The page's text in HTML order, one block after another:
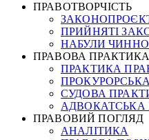
ПРАВОТВОРЧІСТЬ
ПРИЙНЯТІ
НАБУЛИ
ПРАВОВА ПРАКТИКА
ПРАКТИКА
СУДОВА
АДВОКАТСЬКА
ПРАВОВИЙ ПОГЛЯД
АНАЛІТИКА